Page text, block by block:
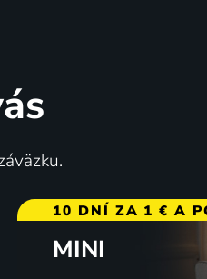
%
10 DNÍ ZA 1 € A
MINI